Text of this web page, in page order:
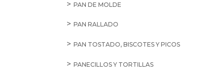
PAN DE MOLDE
PAN RALLADO
PAN TOSTADO, BISCOTES Y PICOS
PANECILLOS Y TORTILLAS